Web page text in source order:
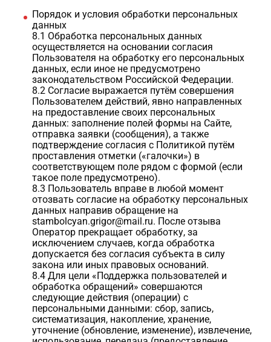
Порядок и условия обработки персональных
данных
8.1 Обработка персональных данных
осуществляется на основании согласия
Пользователя на обработку его персональных
данных, если иное не предусмотрено
законодательством Российской Федерации.
8.2 Согласие выражается путём совершения
Пользователем действий, явно направленных
на предоставление своих персональных
данных: заполнение полей формы на Сайте,
отправка заявки (сообщения), а также
подтверждение согласия с Политикой путём
проставления отметки («галочки») в
соответствующем поле рядом с формой (если
такое поле предусмотрено).
8.3 Пользователь вправе в любой момент
отозвать согласие на обработку персональных
данных направив обращение на
stambolcyan.grigor@mail.ru. После отзыва
Оператор прекращает обработку, за
исключением случаев, когда обработка
допускается без согласия субъекта в силу
закона или иных правовых оснований.
8.4 Для цели «Поддержка пользователей и
обработка обращений» совершаются
следующие действия (операции) с
персональными данными: сбор, запись,
систематизация, накопление, хранение,
уточнение (обновление, изменение), извлечение,